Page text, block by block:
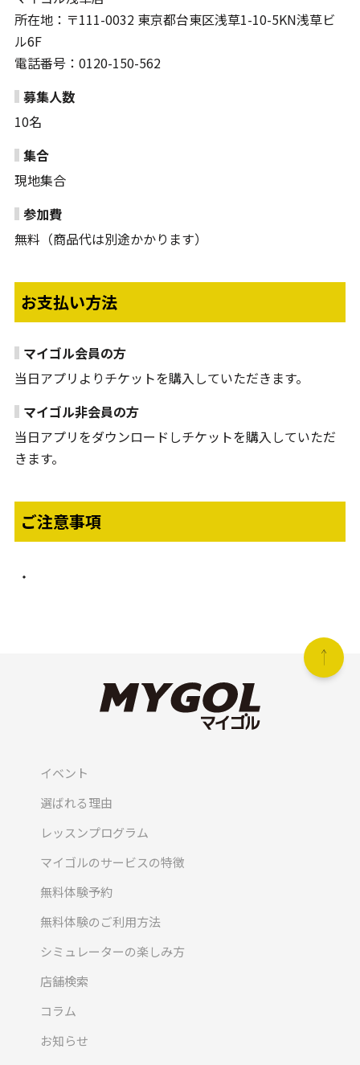
所在地：〒111-0032 東京都台東区浅草1-10-5KN浅草ビ
ル6F
電話番号：0120-150-562
募集人数
10名
集合
現地集合
参加費
無料（商品代は別途かかります）
お支払い方法
マイゴル会員の方
当日アプリよりチケットを購入していただきます。
マイゴル非会員の方
当日アプリをダウンロードしチケットを購入していただ
きます。
ご注意事項
イベント
選ばれる理由
レッスンプログラム
マイゴルのサービスの特徴
無料体験予約
無料体験のご利用方法
シミュレーターの楽しみ方
店舗検索
コラム
お知らせ